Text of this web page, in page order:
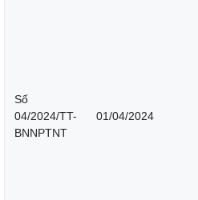
Số
04/2024/TT-
BNNPTNT
01/04/2024